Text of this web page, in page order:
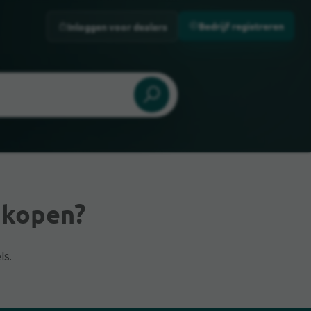
Inloggen voor dealers Bedrijf registreren